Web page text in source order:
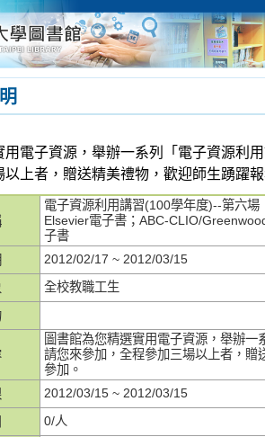
用電子資源，舉辦一系列「電子資源利
以上者，贈送精美禮物，歡迎師生踴躍
電子資源利用講習(100學年度)--第六
Elsevier電子書；ABC-CLIO/
子書
2012/02/17 ~ 2012/03/15
全校教職工生
圖書館為您精選實用電子資源，舉辦
請您來參加，全程參加三場以上者，贈
參加。
2012/03/15 ~ 2012/03/15
0/人